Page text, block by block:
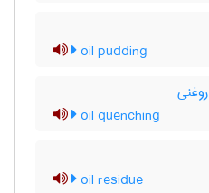
oil pudding
oil quenching
oil residue